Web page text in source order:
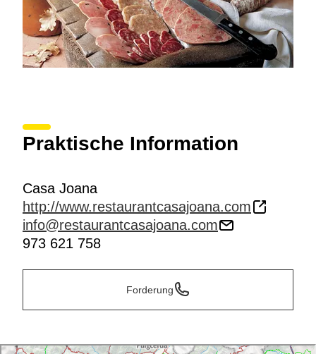
Praktische Information
Casa Joana
http://www.restaurantcasajoana.com
info@restaurantcasajoana.com
973 621 758
Forderung